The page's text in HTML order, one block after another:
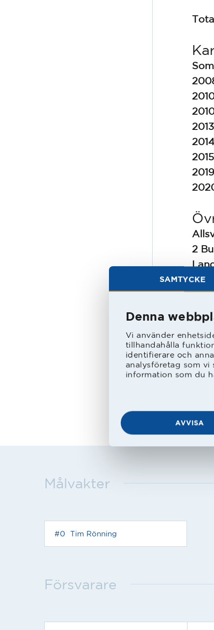
SAMTYCKE
Denna
Vi använder
tillhandahålla
identifierare och
analysföretag som vi
information som du
AVVISA
2013
2019
2
Målvakter
#0 Tim Rönning
Försvarare